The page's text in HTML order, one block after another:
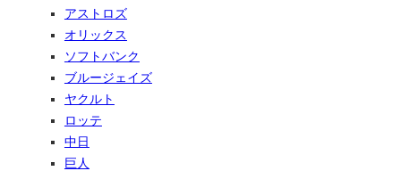
アストロズ
オリックス
ソフトバンク
ブルージェイズ
ヤクルト
ロッテ
中日
巨人